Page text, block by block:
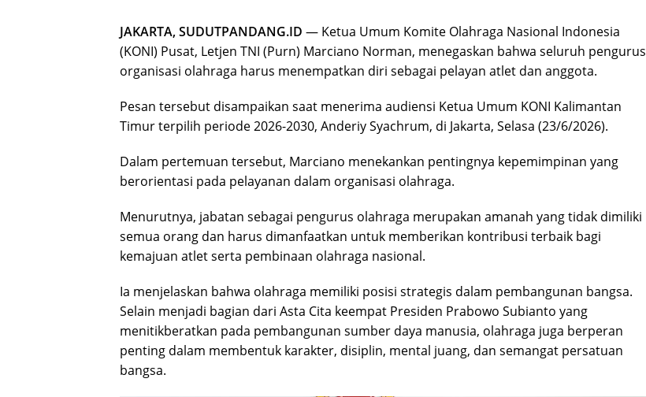
JAKARTA, SUDUTPANDANG.ID — Ketua Umum Komite Olahraga Nasional Indonesia
(KONI) Pusat, Letjen TNI (Purn) Marciano Norman, menegaskan bahwa seluruh pengurus
organisasi olahraga harus menempatkan diri sebagai pelayan atlet dan anggota.
Pesan tersebut disampaikan saat menerima audiensi Ketua Umum KONI Kalimantan
Timur terpilih periode 2026-2030, Anderiy Syachrum, di Jakarta, Selasa (23/6/2026).
Dalam pertemuan tersebut, Marciano menekankan pentingnya kepemimpinan yang
berorientasi pada pelayanan dalam organisasi olahraga.
Menurutnya, jabatan sebagai pengurus olahraga merupakan amanah yang tidak dimiliki
semua orang dan harus dimanfaatkan untuk memberikan kontribusi terbaik bagi
kemajuan atlet serta pembinaan olahraga nasional.
Ia menjelaskan bahwa olahraga memiliki posisi strategis dalam pembangunan bangsa.
Selain menjadi bagian dari Asta Cita keempat Presiden Prabowo Subianto yang
menitikberatkan pada pembangunan sumber daya manusia, olahraga juga berperan
penting dalam membentuk karakter, disiplin, mental juang, dan semangat persatuan
bangsa.